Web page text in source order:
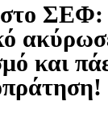
ΣΕΦ:
και